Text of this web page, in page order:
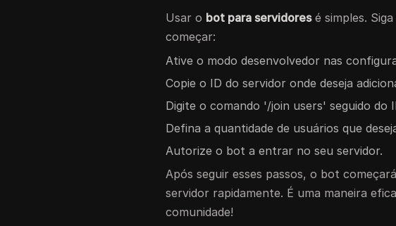
Usar o bot para servidoresé simples.
começar:
Ative o modo desenvolvedor nas
Copie o ID do servidor onde deseja
Digite o comando '/join users' seguido do
Defina a quantidade de usuários que
Autorize o bot a entrar no seu servidor.
Após seguir esses passos, o bot
servidor rapidamente. É uma maneira
comunidade!